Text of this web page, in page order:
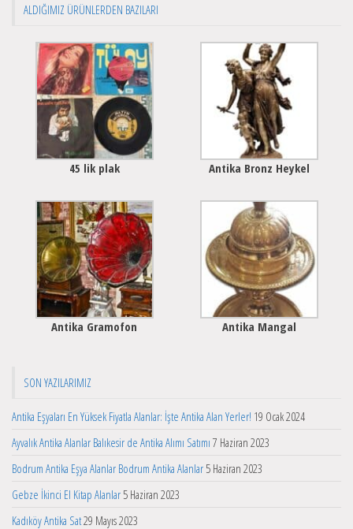
ALDIĞIMIZ ÜRÜNLERDEN BAZILARI
45 lik plak Antika Bronz Heykel
Antika Gramofon Antika Mangal
SON YAZILARIMIZ
Antika Eşyaları En Yüksek Fiyatla Alanlar: İşte Antika Alan Yerler! 19 Ocak 2024
Ayvalık Antika Alanlar Balıkesir de Antika Alımı Satımı 7 Haziran 2023
Bodrum Antika Eşya Alanlar Bodrum Antika Alanlar 5 Haziran 2023
Gebze İkinci El Kitap Alanlar 5 Haziran 2023
Kadıköy Antika Sat29 Mayıs 2023